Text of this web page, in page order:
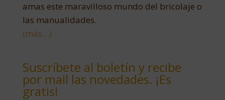
amas este maravilloso mundo del bricolaje o
las manualidades.
(más…)
Suscríbete al boletín y recibe
por mail las novedades. ¡Es
gratis!